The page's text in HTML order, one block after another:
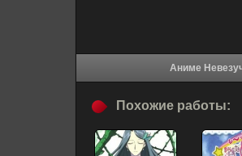
Похожие работы: